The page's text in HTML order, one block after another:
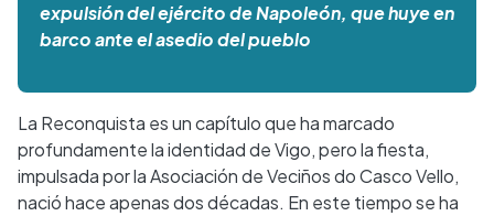
expulsión del ejército de Napoleón, que huye en
barco ante el asedio del pueblo
La Reconquista es un capítulo que ha marcado
profundamente la identidad de Vigo, pero la fiesta,
impulsada por la Asociación de Veciños do Casco Vello,
nació hace apenas dos décadas. En este tiempo se ha